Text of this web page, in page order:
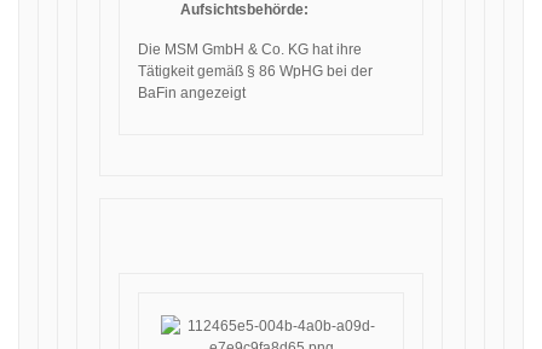
Aufsichtsbehörde:
Die MSM GmbH & Co. KG hat ihre
Tätigkeit gemäß § 86 WpHG bei der
BaFin angezeigt